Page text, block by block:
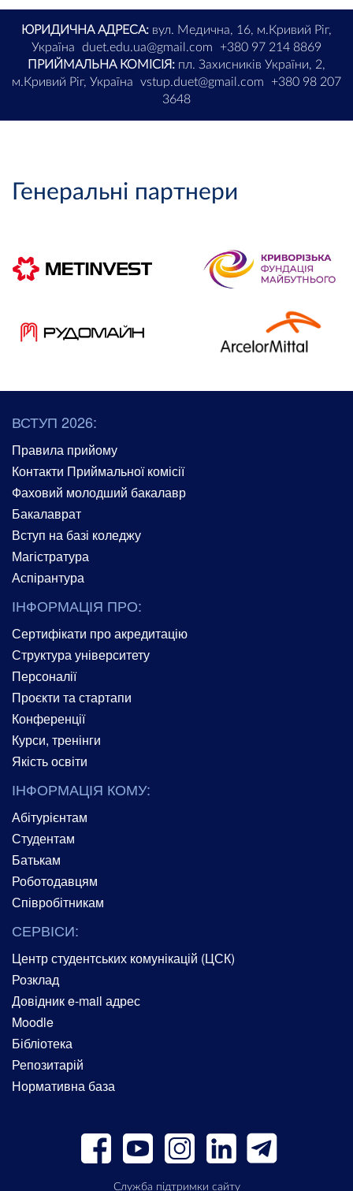
ЮРИДИЧНА АДРЕСА: вул. Медична, 16, м.Кривий Ріг,
Україна
duet.edu.ua@gmail.com
+380 97 214 8869
ПРИЙМАЛЬНА КОМІСІЯ: пл. Захисників України, 2,
м.Кривий Ріг, Україна
vstup.duet@gmail.com
+380 98 207
3648
Генеральні партнери
ВСТУП 2026:
Правила прийому
Контакти Приймальної комісії
Фаховий молодший бакалавр
Бакалаврат
Вступ на базі коледжу
Магістратура
Аспірантура
ІНФОРМАЦІЯ ПРО:
Сертифікати про акредитацію
Структура університету
Персоналії
Проєкти та стартапи
Конференції
Курси, тренінги
Якість освіти
ІНФОРМАЦІЯ КОМУ:
Абітурієнтам
Студентам
Батькам
Роботодавцям
Співробітникам
СЕРВІСИ:
Центр студентських комунікацій (ЦСК)
Розклад
Довідник e-mail адрес
Moodle
Бібліотека
Репозитарій
Нормативна база
Служба підтримки сайту